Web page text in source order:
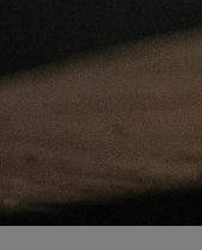
de caisse de
une même pièce.
inconfortables
une
une isolation
bien mérité !